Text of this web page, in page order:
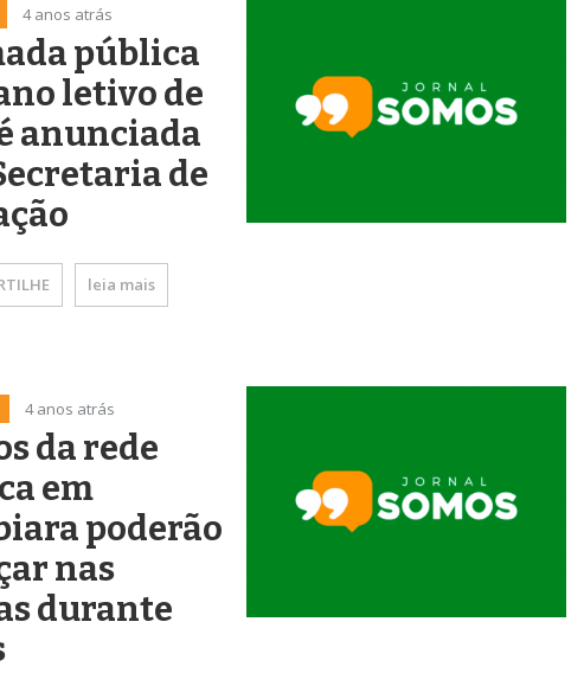
4 anos atrás
pública
letivo de
anunciada
de
leia mais
4 anos atrás
da rede
em
poderão
nas
durante